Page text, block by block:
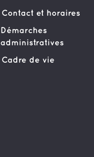
Contact et horaires
Démarches
administratives
Cadre de vie